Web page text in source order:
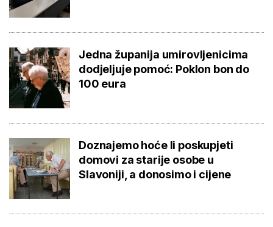
Jedna županija umirovljenicima
dodjeljuje pomoć: Poklon bon do
100 eura
Doznajemo hoće li poskupjeti
domovi za starije osobe u
Slavoniji, a donosimo i cijene